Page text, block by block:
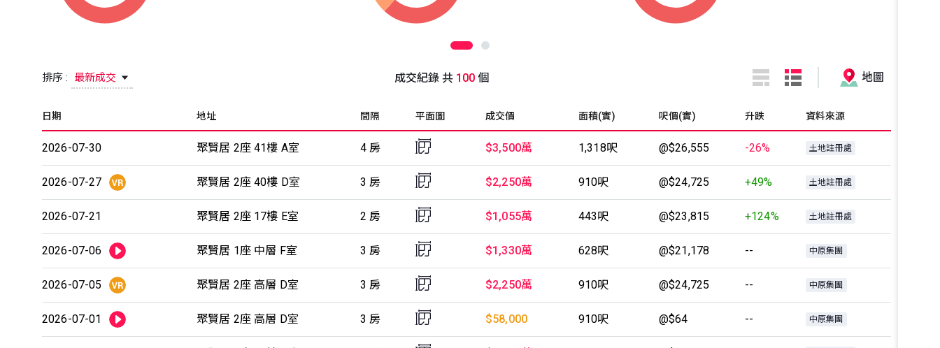
排序 : 最新成交 成交紀錄 共 100個 地圖
日期 地址 間隔 平面圖 成交價 面積(實) 呎價(實) 升跌 資料來源
2026-07-30 聚賢居 2座 41樓 A室 4 房 $3,500萬 1,318呎 @$26,555 -26% 土地註冊處
2026-07-27 聚賢居 2座 40樓 D室 3 房 $2,250萬 910呎 @$24,725 +49% 土地註冊處
2026-07-21 聚賢居 2座 17樓 E室 2 房 $1,055萬 443呎 @$23,815 +124% 土地註冊處
2026-07-06 聚賢居 1座 中層 F室 3 房 $1,330萬 628呎 @$21,178 -- 中原集團
2026-07-05 聚賢居 2座 高層 D室 3 房 $2,250萬 910呎 @$24,725 -- 中原集團
2026-07-01 聚賢居 2座 高層 D室 3 房 $58,000 910呎 @$64 -- 中原集團